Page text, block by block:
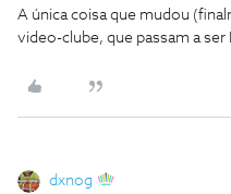
A única coisa que mudou
video-clube, que passam a ser
dxnog